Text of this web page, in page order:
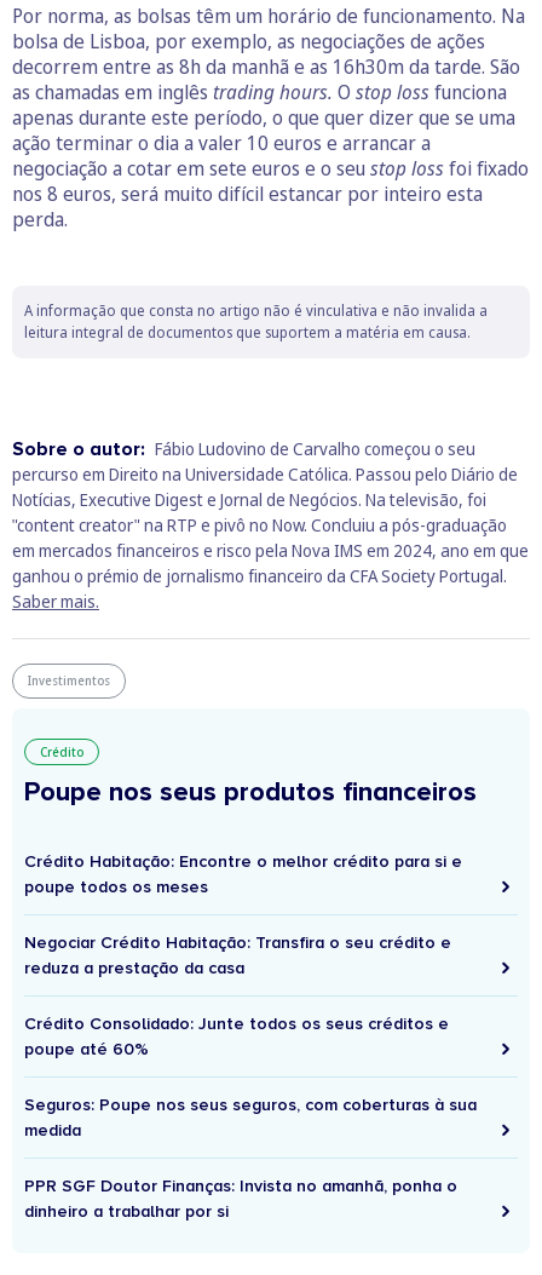
Por norma, as bolsas têm um horário de funcionamento. Na
bolsa de Lisboa, por exemplo, as negociações de ações
decorrem entre as 8h da manhã e as 16h30m da tarde. São
as chamadas em inglês trading hours. O stop lossfunciona
apenas durante este período, o que quer dizer que se uma
ação terminar o dia a valer 10 euros e arrancar a
negociação a cotar em sete euros e o seu stop lossfoi fixado
nos 8 euros, será muito difícil estancar por inteiro esta
perda.
A informação que consta no artigo não é vinculativa e não invalida a
leitura integral de documentos que suportem a matéria em causa.
Sobre o autor: Fábio Ludovino de Carvalho começou o seu
percurso em Direito na Universidade Católica. Passou pelo Diário de
Notícias, Executive Digest e Jornal de Negócios. Na televisão, foi
"content creator" na RTP e pivô no Now. Concluiu a pós-graduação
em mercados financeiros e risco pela Nova IMS em 2024, ano em que
ganhou o prémio de jornalismo financeiro da CFA Society Portugal.
Saber mais.
Investimentos
Crédito
Poupe nos seus produtos financeiros
Crédito Habitação: Encontre o melhor crédito para si e
poupe todos os meses
Negociar Crédito Habitação: Transfira o seu crédito e
reduza a prestação da casa
Crédito Consolidado: Junte todos os seus créditos e
poupe até 60%
Seguros: Poupe nos seus seguros, com coberturas à sua
medida
PPR SGF Doutor Finanças: Invista no amanhã, ponha o
dinheiro a trabalhar por si